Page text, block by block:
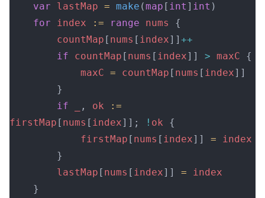
	var
lastMap = make ( map [ int ] int )
	for
index := range nums
{
		countMap
[ nums [ index]] ++
		if
countMap [ nums [ index]] > maxC {
			maxC
= countMap [ nums [ index]]
		}
		if
, ok :=
firstMap [ nums [ index]]; ! ok {
			firstMap
[ nums [ index]] = index
		}
		lastMap
[ nums [ index]] = index
	}